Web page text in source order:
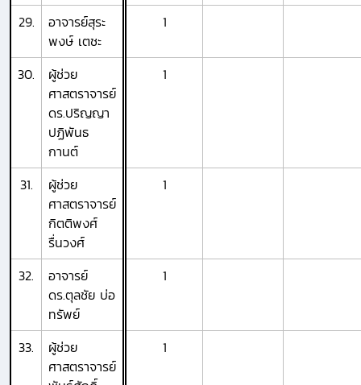
29.
อาจารย์สุระ
พงษ์ เตชะ
1
30.
ผู้ช่วย
ศาสตราจารย์
ดร.ปริญญา
ปฏิพันธ
กานต์
1
31.
ผู้ช่วย
ศาสตราจารย์
กิตติพงศ์
รื่นวงศ์
1
32.
อาจารย์
ดร.ตุลชัย บ่อ
ทรัพย์
1
33.
ผู้ช่วย
ศาสตราจารย์
1